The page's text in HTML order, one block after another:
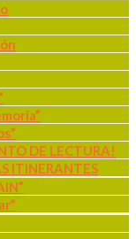
DE LECTURA!
ITINERANTES